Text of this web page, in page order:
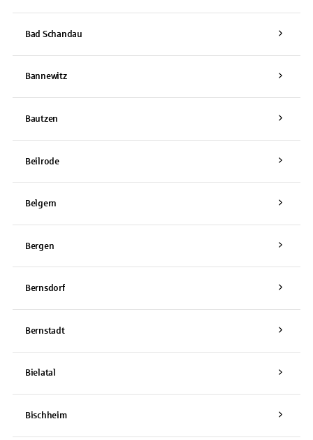
Bad Schandau
Bannewitz
Bautzen
Beilrode
Belgern
Bergen
Bernsdorf
Bernstadt
Bielatal
Bischheim